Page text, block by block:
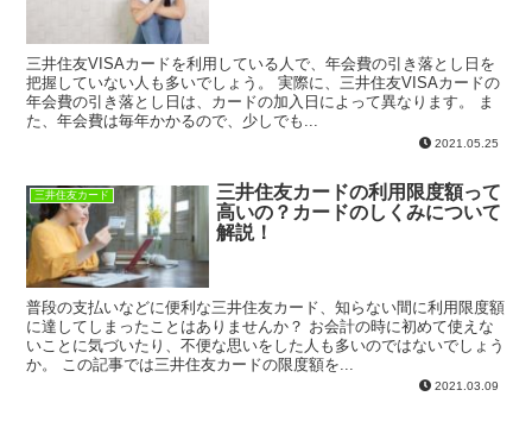
三井住友VISAカードを利用している人で、年会費の引き落とし日を
把握していない人も多いでしょう。 実際に、三井住友VISAカードの
年会費の引き落とし日は、カードの加入日によって異なります。 ま
た、年会費は毎年かかるので、少しでも...
2021.05.25
三井住友カード
三井住友カードの利用限度額って
高いの？カードのしくみについて
解説！
普段の支払いなどに便利な三井住友カード、知らない間に利用限度額
に達してしまったことはありませんか？ お会計の時に初めて使えな
いことに気づいたり、不便な思いをした人も多いのではないでしょう
か。 この記事では三井住友カードの限度額を...
2021.03.09